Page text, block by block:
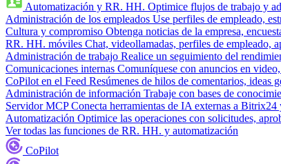
Automatización y RR. HH. Optimice flujos de trabajo y
Administración de los empleados Use perfiles de empleado,
Cultura y compromiso Obtenga noticias de la empresa,
RR. HH. móviles Chat, videollamadas, perfiles de empleado,
Administración de trabajo Realice un seguimiento del
Comunicaciones internas Comuníquese con anuncios en
CoPilot en el Feed Resúmenes de hilos de comentarios, ideas
Administración de información Trabaje con bases de
Servidor MCP Conecta herramientas de IA externas a Bitrix24
Automatización Optimice las operaciones con solicitudes,
Ver todas las funciones de RR. HH. y automatización
CoPilot